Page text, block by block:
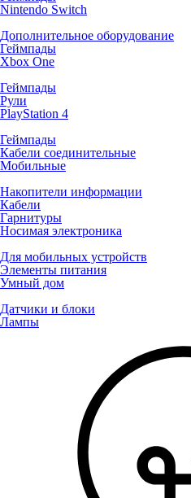
Nintendo Switch
Дополнительное оборудование
Геймпады
Xbox One
Геймпады
Рули
PlayStation 4
Геймпады
Кабели соединительные
Мобильные
Накопители информации
Кабели
Гарнитуры
Носимая электроника
Для мобильных устройств
Элементы питания
Умный дом
Датчики и блоки
Лампы